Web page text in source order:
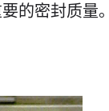
的密封质